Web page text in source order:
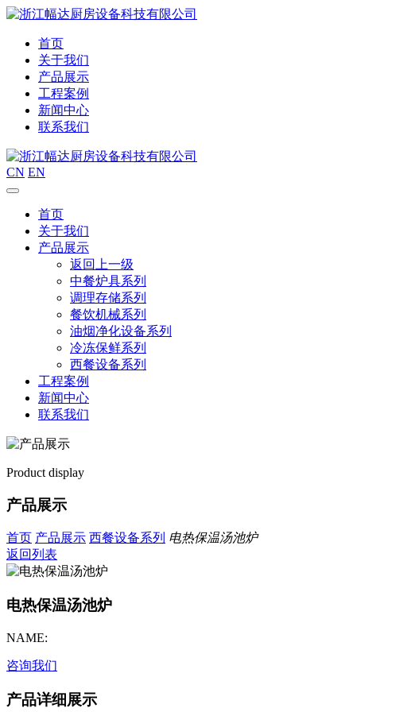
首页
关于我们
产品展示
工程案例
新闻中心
联系我们
CN EN
首页
关于我们
产品展示
返回上一级
中餐炉具系列
调理存储系列
餐饮机械系列
油烟净化设备系列
冷冻保鲜系列
西餐设备系列
工程案例
新闻中心
联系我们
Product display
产品展示
首页 产品展示 西餐设备系列 电热保温汤池炉
返回列表
电热保温汤池炉
NAME:
咨询我们
产品详细展示